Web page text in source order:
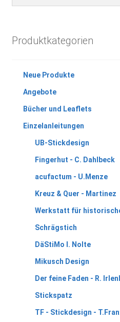
Produktkategorien
Neue Produkte
Angebote
Bücher und Leaflets
Einzelanleitungen
UB-Stickdesign
Fingerhut - C. Dahlbeck
acufactum - U.Menze
Kreuz & Quer - Martinez
Werkstatt für
Schrägstich
DäStiMo I. Nolte
Mikusch Design
Der feine Faden - R.
Stickspatz
TF - Stickdesign -